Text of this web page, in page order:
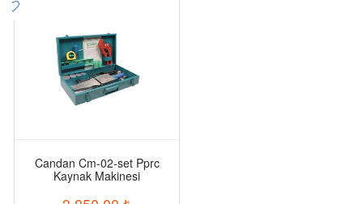
Candan Cm-02-set Pprc
Kaynak Makinesi